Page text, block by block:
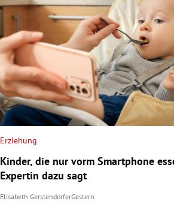
Untermenü
Erziehung
Kinder, die nur vorm Smartphone
Expertin dazu sagt
Elisabeth GerstendorferGestern